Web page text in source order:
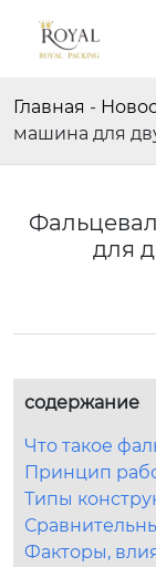
Главная -
машина для
для
содержание
Что такое
Принцип
Типы
Факторы,